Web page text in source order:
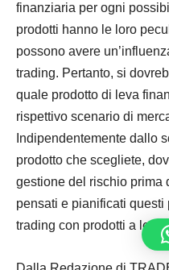
finanziaria per ogni
prodotti hanno le loro
possono avere
trading. Pertanto, si
quale prodotto di leva
rispettivo scenario di
Indipendentemente dallo
prodotto che scegliete,
gestione del rischio prima
pensati e pianificati questi
trading con prodotti a leva